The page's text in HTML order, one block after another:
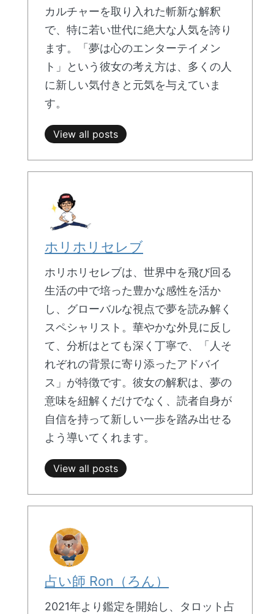
カルチャーを取り入れた斬新な解釈
で、特に若い世代に絶大な人気を誇り
ます。「夢は心のエンターテイメン
ト」という彼女の考え方は、多くの人
に新しい気付きと元気を与えていま
す。
View all posts
ホリホリセレブ
ホリホリセレブは、世界中を飛び回る
生活の中で培った豊かな感性を活か
し、グローバルな視点で夢を読み解く
スペシャリスト。華やかな外見に反し
て、分析はとても深く丁寧で、「人そ
れぞれの背景に寄り添ったアドバイ
ス」が特徴です。彼女の解釈は、夢の
意味を紐解くだけでなく、読者自身が
自信を持って新しい一歩を踏み出せる
よう導いてくれます。
View all posts
占い師 Ron（ろん）
2021年より鑑定を開始し、タロット占